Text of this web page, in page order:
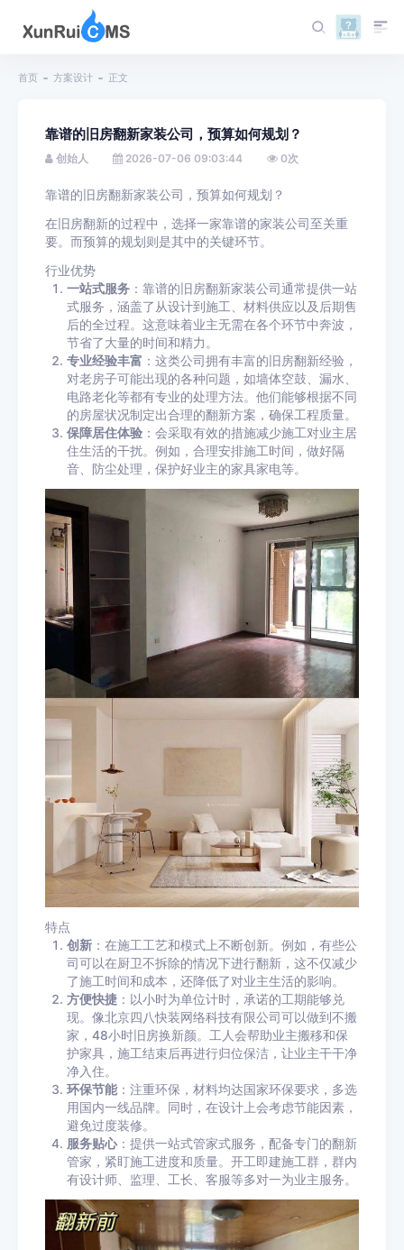
首页 方案设计 正文
靠谱的旧房翻新家装公司，预算如何规划？
创始人 2026-07-06 09:03:44 0次
靠谱的旧房翻新家装公司，预算如何规划？
在旧房翻新的过程中，选择一家靠谱的家装公司至关重
要。而预算的规划则是其中的关键环节。
行业优势
一站式服务 ：靠谱的旧房翻新家装公司通常提供一站
式服务，涵盖了从设计到施工、材料供应以及后期售
后的全过程。这意味着业主无需在各个环节中奔波，
节省了大量的时间和精力。
专业经验丰富 ：这类公司拥有丰富的旧房翻新经验，
对老房子可能出现的各种问题，如墙体空鼓、漏水、
电路老化等都有专业的处理方法。他们能够根据不同
的房屋状况制定出合理的翻新方案，确保工程质量。
保障居住体验 ：会采取有效的措施减少施工对业主居
住生活的干扰。例如，合理安排施工时间，做好隔
音、防尘处理，保护好业主的家具家电等。
特点
创新 ：在施工工艺和模式上不断创新。例如，有些公
司可以在厨卫不拆除的情况下进行翻新，这不仅减少
了施工时间和成本，还降低了对业主生活的影响。
方便快捷 ：以小时为单位计时，承诺的工期能够兑
现。像北京四八快装网络科技有限公司可以做到不搬
家，48小时旧房换新颜。工人会帮助业主搬移和保
护家具，施工结束后再进行归位保洁，让业主干干净
净入住。
环保节能 ：注重环保，材料均达国家环保要求，多选
用国内一线品牌。同时，在设计上会考虑节能因素，
避免过度装修。
服务贴心：提供一站式管家式服务，配备专门的翻新
管家，紧盯施工进度和质量。开工即建施工群，群内
有设计师、监理、工长、客服等多对一为业主服务。